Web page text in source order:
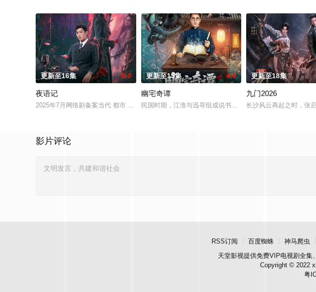
更新至16集 5.0
夜语记
2025年7月网络剧备案当代 都市 海南越酷文化传媒有限公司
更新至15集 4.0
幽宅奇谭
民国时期，江淮与迅哥组成说书班子，偶遇“白天人住屋，晚
更新至18集
九门2026
长沙风云再起之时，张
影片评论
RSS订阅 百度蜘蛛 神马爬虫
天堂影视提供免费VIP电视剧全集
Copyright © 2022
粤